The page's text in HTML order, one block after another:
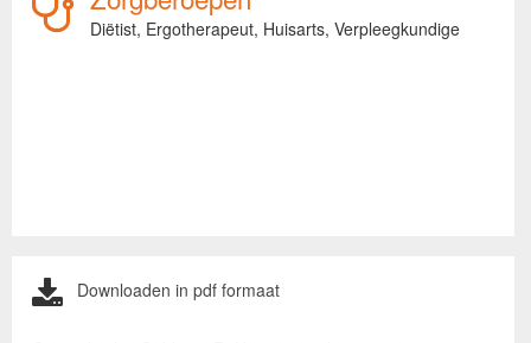
Diëtist, Ergotherapeut, Huisarts, Verpleegkundige
Downloaden in pdf formaat